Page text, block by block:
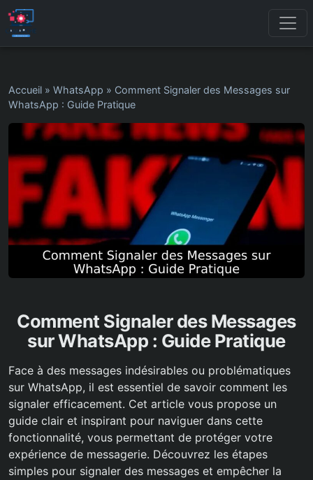
Accueil » WhatsApp » Comment Signaler des Messages sur
WhatsApp : Guide Pratique
Comment Signaler des Messages
sur WhatsApp : Guide Pratique
Face à des messages indésirables ou problématiques
sur WhatsApp, il est essentiel de savoir comment les
signaler efficacement. Cet article vous propose un
guide clair et inspirant pour naviguer dans cette
fonctionnalité, vous permettant de protéger votre
expérience de messagerie. Découvrez les étapes
simples pour signaler des messages et empêcher la